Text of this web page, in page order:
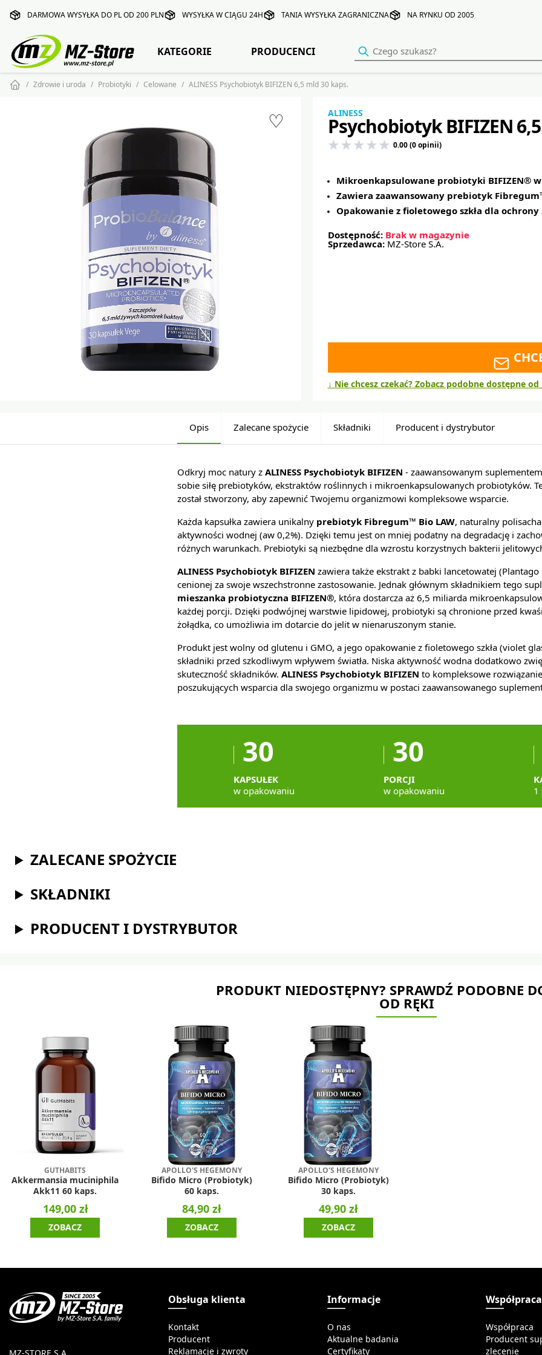
DARMOWA WYSYŁKA DO PL OD 200 PLN WYSYŁKA W CIĄGU 24H TANIA WYSYŁKA ZAGRANICZNA NA RYNKU OD 2005
KATEGORIE PRODUCENCI
Zdrowie i uroda Probiotyki Celowane ALINESS Psychobiotyk BIFIZEN 6,5 mld 30 kaps.
♡ ALINESS
Psychobiotyk BIFIZEN
0.00 (0 opinii)
Mikroenkapsulowane probiotyki BIFIZEN® w
Zawiera zaawansowany prebiotyk
Opakowanie z fioletowego szkła dla ochrony
Dostępność: Brak w magazynie
Sprzedawca: MZ-Store S.A.
↓ Nie chcesz czekać? Zobacz podobne dostępne od
Opis Zalecane spożycie Składniki Producent i dystrybutor
Odkryj moc natury z ALINESS Psychobiotyk BIFIZEN - zaawansowanym
sobie siłę prebiotyków, ekstraktów roślinnych i mikroenkapsulowanych probiotyków.
został stworzony, aby zapewnić Twojemu organizmowi kompleksowe wsparcie.
Każda kapsułka zawiera unikalny prebiotyk Fibregum™ Bio LAW, naturalny
aktywności wodnej (aw 0,2%). Dzięki temu jest on mniej podatny na degradację i
różnych warunkach. Prebiotyki są niezbędne dla wzrostu korzystnych bakterii
ALINESS Psychobiotyk BIFIZEN zawiera także ekstrakt z babki lancetowatej
cenionej za swoje wszechstronne zastosowanie. Jednak głównym składnikiem tego
mieszanka probiotyczna BIFIZEN®, która dostarcza aż 6,5 miliarda
każdej porcji. Dzięki podwójnej warstwie lipidowej, probiotyki są chronione przed
żołądka, co umożliwia im dotarcie do jelit w nienaruszonym stanie.
Produkt jest wolny od glutenu i GMO, a jego opakowanie z fioletowego szkła (violet
składniki przed szkodliwym wpływem światła. Niska aktywność wodna dodatkowo
skuteczność składników. ALINESS Psychobiotyk BIFIZEN to kompleksowe
poszukujących wsparcia dla swojego organizmu w postaci zaawansowanego
30
KAPSUŁEK
w opakowaniu
30
PORCJI
w opakowaniu
1
ZALECANE SPOŻYCIE
SKŁADNIKI
PRODUCENT I DYSTRYBUTOR
PRODUKT NIEDOSTĘPNY? SPRAWDŹ PODOBNE
OD RĘKI
GUTHABITS
Akkermansia muciniphila
Akk11 60 kaps.
149,00 zł
ZOBACZ
APOLLO'S HEGEMONY
Bifido Micro (Probiotyk)
60 kaps.
84,90 zł
ZOBACZ
APOLLO'S HEGEMONY
Bifido Micro (Probiotyk)
30 kaps.
49,90 zł
ZOBACZ
MZ-STORE S.A.
Obsługa klienta
Kontakt
Producent
Reklamacje i zwroty
Informacje
O nas
Aktualne badania
Certyfikaty
Współpraca
Współpraca
Producent
zlecenie